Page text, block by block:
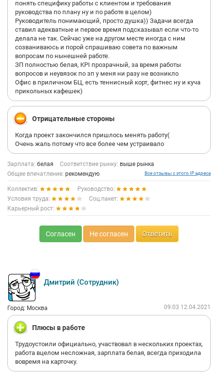
понять специфику работы с клиентом и требования
руководства по плану ну и по работе в целом)
Руководитель понимающий, просто душка)) Задачи всегда
ставил адекватные и первое время подсказывал если что-то
делала не так. Сейчас уже на другом месте иногда с ним
созваниваюсь и порой спрашиваю совета по важным
вопросам по нынешней работе.
ЗП полностью белая, KPI прозрачный, за время работы
вопросов и неувязок по зп у меня ни разу не возникло
Офис в приличном БЦ, есть теннисный корт, фитнес ну и куча
прикольных кафешек)
Отрицательные стороны
Когда проект закончился пришлось менять работу(
Очень жаль потому что все более чем устраивало
Зарплата: белая Соответствие рынку: выше рынка
Общее впечатление: рекомендую Все отзывы с этого IP адреса
Коллектив:
Руководство:
Условия труда:
Соц.пакет:
Карьерный рост:
Согласен Не согласен Ответить
Дмитрий (Сотрудник)
Город: Москва 09:03 12.04.2021
Плюсы в работе
Трудоустоили официально, участвовал в нескольких проектах,
работа вцелом несложная, зарплата белая, всегда приходила
вовремя на карточку.